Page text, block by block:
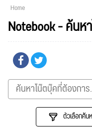
Home
Notebook - ค้นห
ตัวเลือกค้น